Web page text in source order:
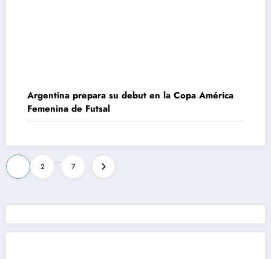
Argentina prepara su debut en la Copa América
Femenina de Futsal
Paginación
de
entradas
2
…
7